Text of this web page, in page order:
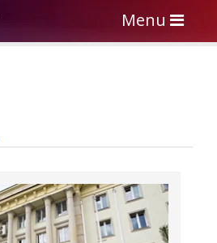
Toggle
navigation
Menu